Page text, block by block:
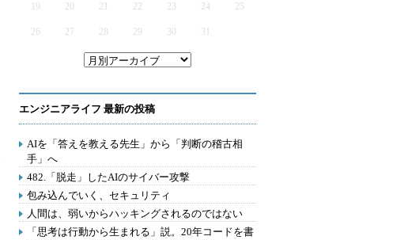
19 20 21 22 23 24 25
26 27 28 29 30 31
エンジニアライフ 最新の投稿
AIを「答えを教える先生」から「判断の稽古相
手」へ
482.「脱走」したAIのサイバー攻撃
包み込んでいく、セキュリティ
人間は、弱いからハッキングされるのではない
「思考は行動から生まれる」説。20年コードを書